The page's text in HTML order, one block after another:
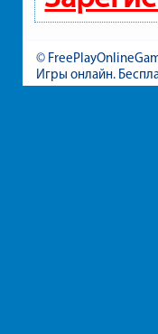
©
Игры онлайн.
игры для девочек и